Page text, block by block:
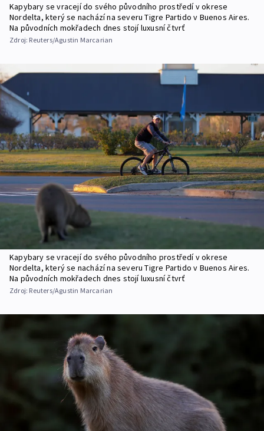
Kapybary se vracejí do svého původního prostředí v okrese
Nordelta, který se nachází na severu Tigre Partido v Buenos Aires.
Na původních mokřadech dnes stojí luxusní čtvrť
Zdroj: Reuters/Agustin Marcarian
Kapybary se vracejí do svého původního prostředí v okrese
Nordelta, který se nachází na severu Tigre Partido v Buenos Aires.
Na původních mokřadech dnes stojí luxusní čtvrť
Zdroj: Reuters/Agustin Marcarian